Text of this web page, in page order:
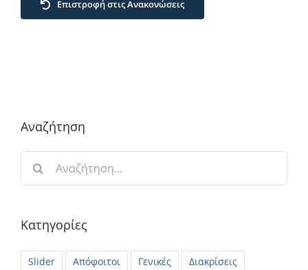
Επιστροφή στις Ανακονώσεις
Αναζήτηση
Αναζήτηση
Κατηγορίες
Slider Απόφοιτοι Γενικές
Διακρίσεις